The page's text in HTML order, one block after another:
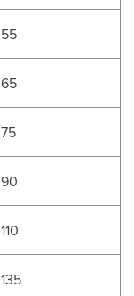
55
65
75
90
110
135